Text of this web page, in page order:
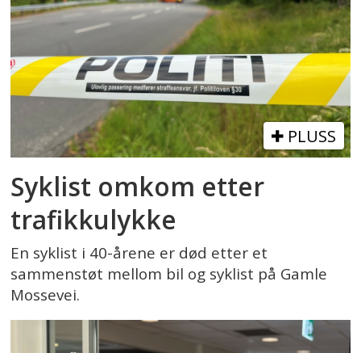
PLUSS
Syklist omkom etter
trafikkulykke
En syklist i 40-årene er død etter et
sammenstøt mellom bil og syklist på Gamle
Mossevei.